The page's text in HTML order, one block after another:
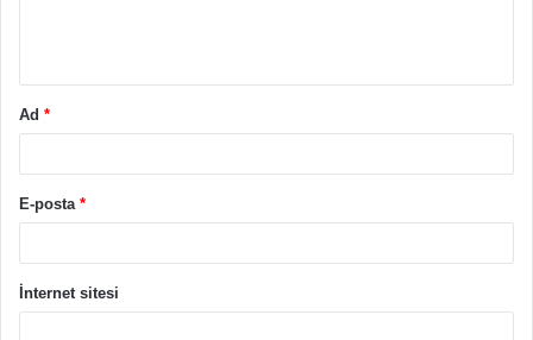
Ad *
E-posta *
İnternet sitesi